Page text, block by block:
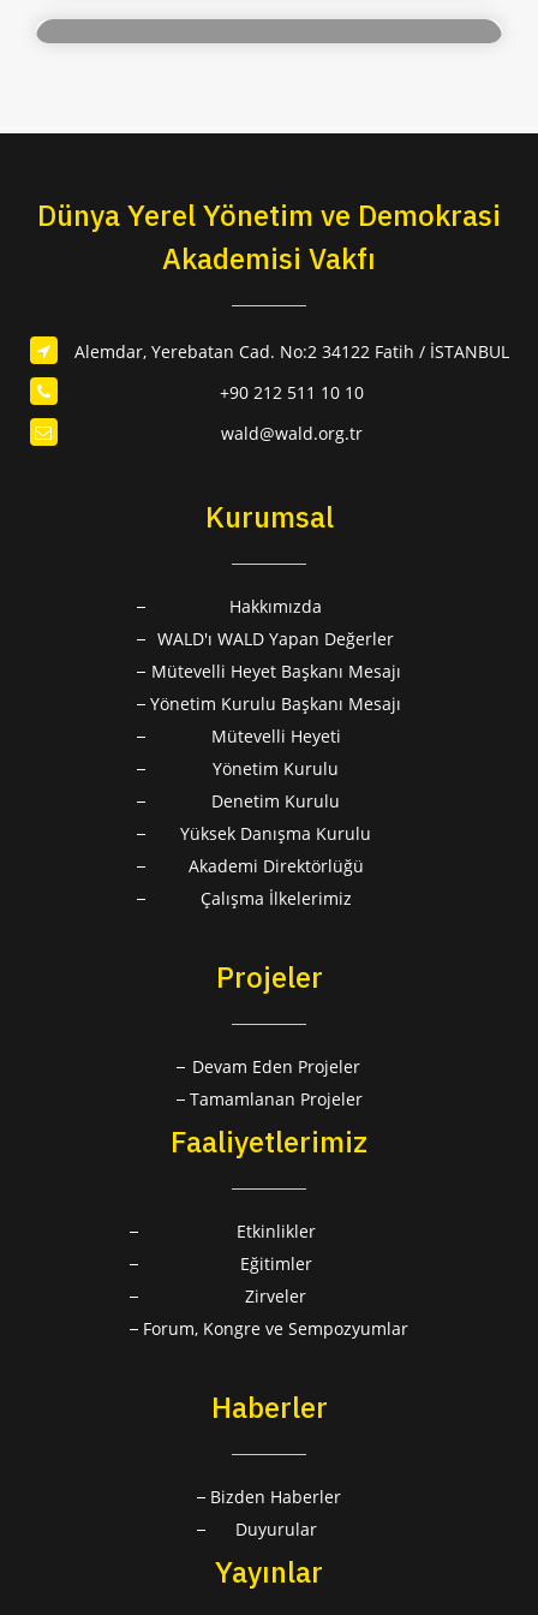
Dünya Yerel Yönetim ve Demokrasi
Akademisi Vakfı
Alemdar, Yerebatan Cad. No:2 34122 Fatih / İSTANBUL
+90 212 511 10 10
wald@wald.org.tr
Kurumsal
Hakkımızda
WALD'ı WALD Yapan Değerler
Mütevelli Heyet Başkanı Mesajı
Yönetim Kurulu Başkanı Mesajı
Mütevelli Heyeti
Yönetim Kurulu
Denetim Kurulu
Yüksek Danışma Kurulu
Akademi Direktörlüğü
Çalışma İlkelerimiz
Projeler
Devam Eden Projeler
Tamamlanan Projeler
Faaliyetlerimiz
Etkinlikler
Eğitimler
Zirveler
Forum, Kongre ve Sempozyumlar
Haberler
Bizden Haberler
Duyurular
Yayınlar